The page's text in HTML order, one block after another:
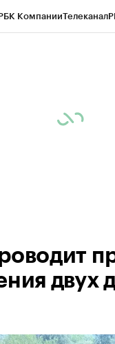
КомпанииТелеканал
двух